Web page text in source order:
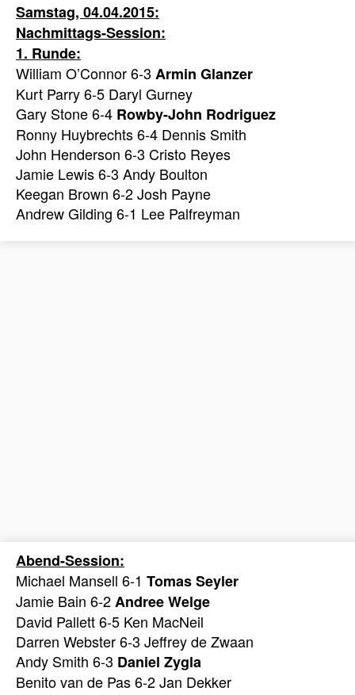
Samstag, 04.04.2015:
Nachmittags-Session:
1. Runde:
William O’Connor 6-3 Armin Glanzer
Kurt Parry 6-5 Daryl Gurney
Gary Stone 6-4 Rowby-John Rodriguez
Ronny Huybrechts 6-4 Dennis Smith
John Henderson 6-3 Cristo Reyes
Jamie Lewis 6-3 Andy Boulton
Keegan Brown 6-2 Josh Payne
Andrew Gilding 6-1 Lee Palfreyman
Abend-Session:
Michael Mansell 6-1 Tomas Seyler
Jamie Bain 6-2Andree Welge
David Pallett 6-5 Ken MacNeil
Darren Webster 6-3 Jeffrey de Zwaan
Andy Smith 6-3 Daniel Zygla
Benito van de Pas 6-2 Jan Dekker